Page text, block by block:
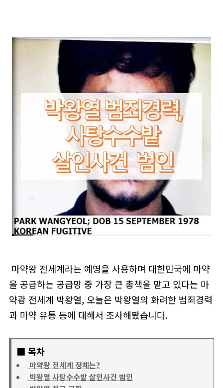
마약왕 전세계라는 예명을 사용하며 대한민국에 마약
을 공급하는 공급망 중 가장 큰 총책을 맡고 있다는 마
약광 전세계 박왕열, 오늘은 박왕열의 화려한 범죄경력
과 마약 유통 등에 대해서 조사해봤습니다.
■ 목차
마약왕 전세계 정체는?
박왕열 사탕수수밭 살인사건 범인